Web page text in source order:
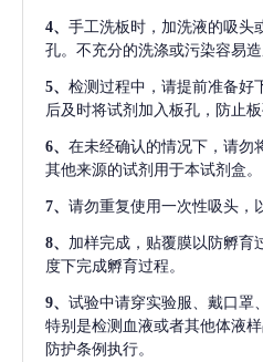
4、 手工洗板时，加洗液的吸头
孔。不充分的洗涤或污染容易造
5、 检测过程中，请提前准备好
后及时将试剂加入板孔，防止
6、 在未经确认的情况下，请勿
其他来源的试剂用于本试剂盒。
7、 请勿重复使用一次性吸头，
8、 加样完成，贴覆膜以防孵育
度下完成孵育过程。
9、 试验中请穿实验服、戴口罩
特别是检测血液或者其他体液
防护条例执行。